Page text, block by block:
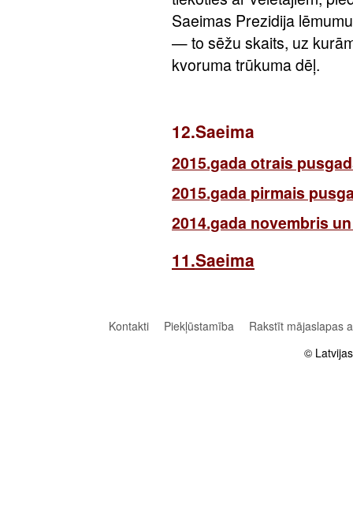
Saeimas Prezidija
— to sēžu skaits, uz
kvoruma trūkuma dēļ.
12.Saeima
2015.gada otrais
2015.gada pirmais
2014.gada novembris
11.Saeima
Kontakti Piekļūstamība
Rakstīt mājaslapas
©